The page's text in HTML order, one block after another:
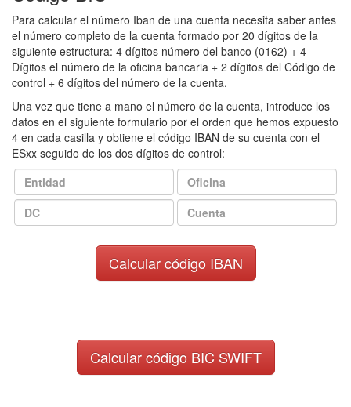
Para calcular el número Iban de una cuenta necesita saber antes
el número completo de la cuenta formado por 20 dígitos de la
siguiente estructura: 4 dígitos número del banco (0162) + 4
Dígitos el número de la oficina bancaria + 2 dígitos del Código de
control + 6 dígitos del número de la cuenta.
Una vez que tiene a mano el número de la cuenta, introduce los
datos en el siguiente formulario por el orden que hemos expuesto
4 en cada casilla y obtiene el código IBAN de su cuenta con el
ESxx seguido de los dos dígitos de control: